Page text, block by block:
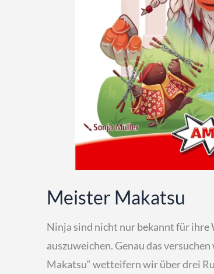
Meister Makatsu
Ninja sind nicht nur bekannt für ihre
auszuweichen. Genau das
Makatsu“ wetteifern wir über drei